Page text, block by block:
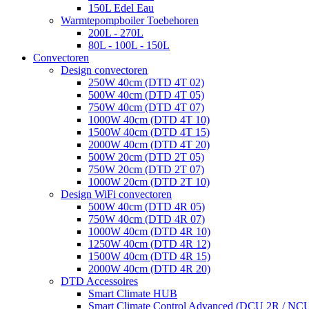
150L Edel Eau
Warmtepompboiler Toebehoren
200L - 270L
80L - 100L - 150L
Convectoren
Design convectoren
250W 40cm (DTD 4T 02)
500W 40cm (DTD 4T 05)
750W 40cm (DTD 4T 07)
1000W 40cm (DTD 4T 10)
1500W 40cm (DTD 4T 15)
2000W 40cm (DTD 4T 20)
500W 20cm (DTD 2T 05)
750W 20cm (DTD 2T 07)
1000W 20cm (DTD 2T 10)
Design WiFi convectoren
500W 40cm (DTD 4R 05)
750W 40cm (DTD 4R 07)
1000W 40cm (DTD 4R 10)
1250W 40cm (DTD 4R 12)
1500W 40cm (DTD 4R 15)
2000W 40cm (DTD 4R 20)
DTD Accessoires
Smart Climate HUB
Smart Climate Control Advanced (DCU 2R /